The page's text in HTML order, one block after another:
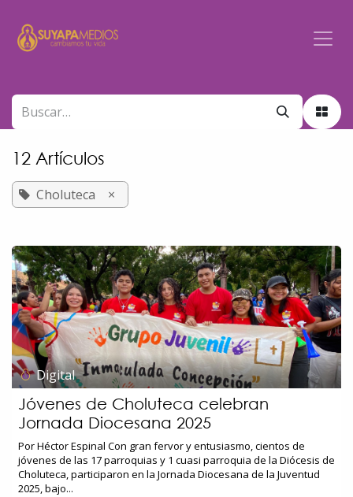
12 Artículos
Choluteca ×
Digital
Jóvenes de Choluteca celebran
Jornada Diocesana 2025
Por Héctor Espinal Con gran fervor y entusiasmo, cientos de
jóvenes de las 17 parroquias y 1 cuasi parroquia de la Diócesis de
Choluteca, participaron en la Jornada Diocesana de la Juventud
2025, bajo...